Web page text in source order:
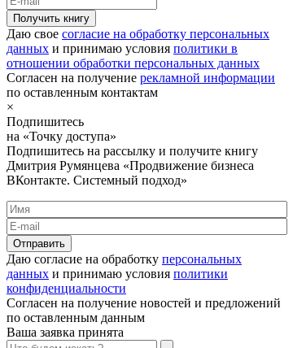
Получить книгу
Даю свое согласие на обработку персональных
данных и принимаю условия политики в
отношении обработки персональных данных
Согласен на получение рекламной информации
по оставленным контактам
×
Подпишитесь
на «Точку доступа»
Подпишитесь на рассылку и получите книгу
Дмитрия Румянцева «Продвижение бизнеса
ВКонтакте. Системный подход»
Отправить
Даю согласие на обработку персональных
данных и принимаю условия политики
конфиденциальности
Согласен на получение новостей и предложений
по оставленным данным
Ваша заявка принята